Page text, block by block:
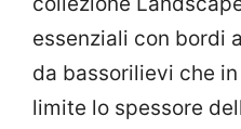
essenziali con bordi
da bassorilievi che
limite lo spessore